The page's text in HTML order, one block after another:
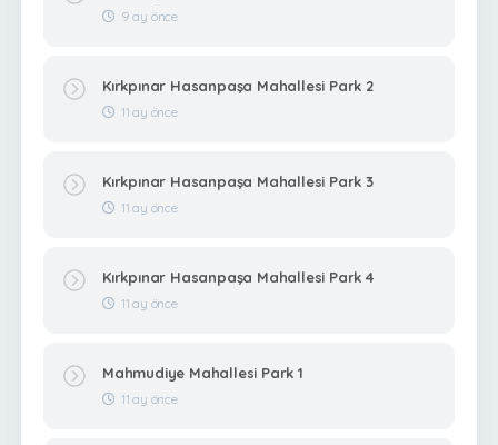
9 ay önce
Kırkpınar Hasanpaşa Mahallesi Park 2
11 ay önce
Kırkpınar Hasanpaşa Mahallesi Park 3
11 ay önce
Kırkpınar Hasanpaşa Mahallesi Park 4
11 ay önce
Mahmudiye Mahallesi Park 1
11 ay önce